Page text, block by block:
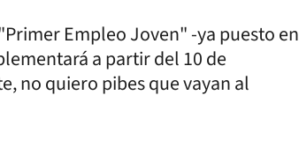
Empleo Joven" -ya puesto en
a partir del 10 de
no quiero pibes que vayan al